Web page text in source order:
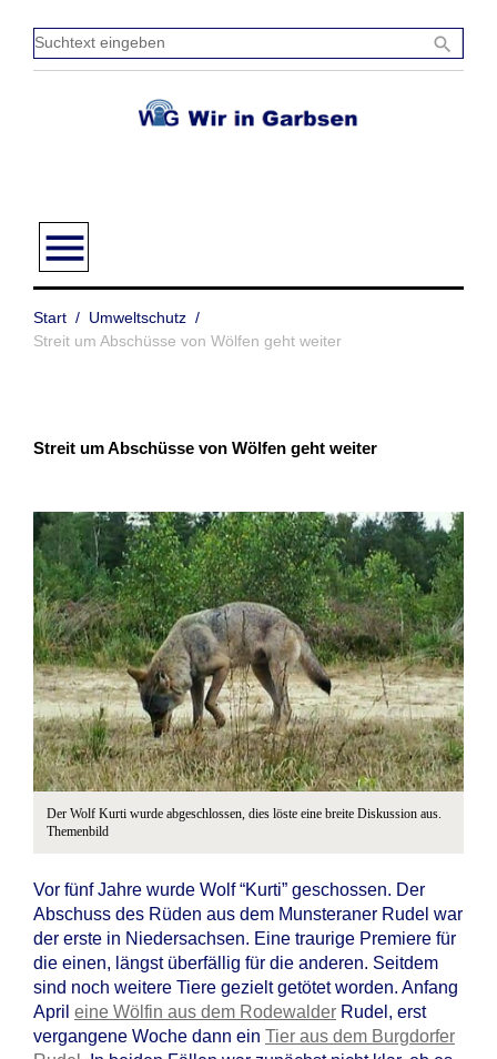
Inhalt
springen
search
menu
Start / Umweltschutz /
Streit um Abschüsse von Wölfen geht weiter
Streit um Abschüsse von Wölfen geht weiter
Der Wolf Kurti wurde abgeschlossen, dies löste eine breite Diskussion aus.
Themenbild
Vor fünf Jahre wurde Wolf “Kurti” geschossen. Der
Abschuss des Rüden aus dem Munsteraner Rudel war
der erste in Niedersachsen. Eine traurige Premiere für
die einen, längst überfällig für die anderen. Seitdem
sind noch weitere Tiere gezielt getötet worden. Anfang
April eine Wölfin aus dem Rodewalder Rudel, erst
vergangene Woche dann ein Tier aus dem Burgdorfer